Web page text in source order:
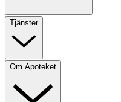
Tjänster
Om Apoteket